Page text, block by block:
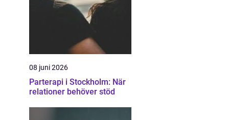
08 juni 2026
Parterapi i Stockholm: När
relationer behöver stöd